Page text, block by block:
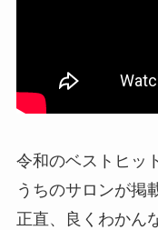
令和のベストヒッ
うちのサロンが掲
正直、良くわかん